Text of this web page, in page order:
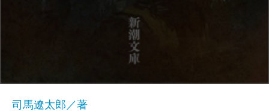
司馬遼太郎／著